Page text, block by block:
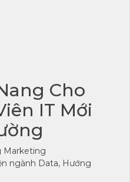
Cho
IT Mới
Marketing
ngành Data, Hướng